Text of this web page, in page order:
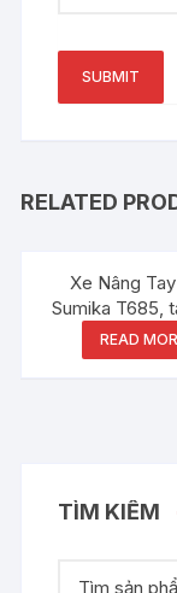
RELATED
Xe Nâng
Sumika T685,
3000kg
READ
TÌM KIẾM